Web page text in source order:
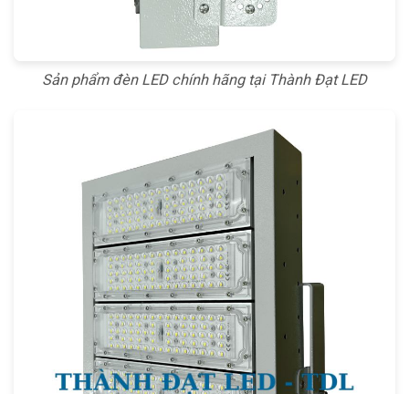
Sản phẩm đèn LED chính hãng tại Thành Đạt LED